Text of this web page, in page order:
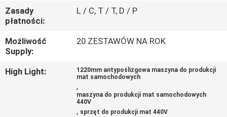
SKONTAKTUJ
SIĘ
Z
NAMI
AKTUALNOŚCI
Zasady
płatności:
L / C, T / T, D / P
Możliwość
Supply:
20 ZESTAWÓW NA ROK
High Light:
1220mm antypoślizgowa maszyna do produkcji
mat samochodowych
,
maszyna do produkcji mat samochodowych
440V
, sprzęt do produkcji mat 440V